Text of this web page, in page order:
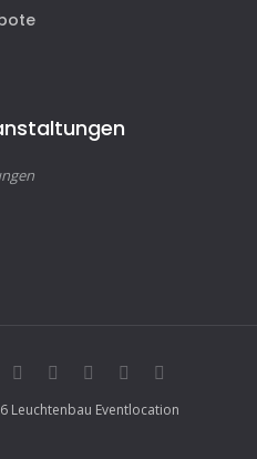
Leuchtenbau Eventlocation